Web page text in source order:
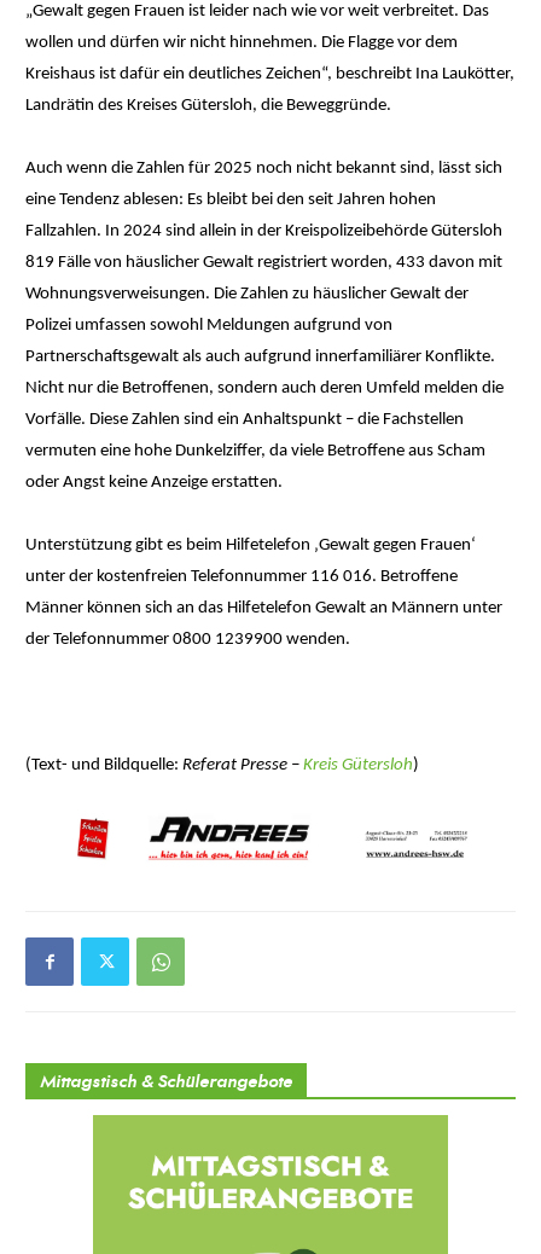
„Gewalt gegen Frauen ist leider nach wie vor weit verbreitet. Das
wollen und dürfen wir nicht hinnehmen. Die Flagge vor dem
Kreishaus ist dafür ein deutliches Zeichen“, beschreibt Ina Laukötter,
Landrätin des Kreises Gütersloh, die Beweggründe.
Auch wenn die Zahlen für 2025 noch nicht bekannt sind, lässt sich
eine Tendenz ablesen: Es bleibt bei den seit Jahren hohen
Fallzahlen. In 2024 sind allein in der Kreispolizeibehörde Gütersloh
819 Fälle von häuslicher Gewalt registriert worden, 433 davon mit
Wohnungsverweisungen. Die Zahlen zu häuslicher Gewalt der
Polizei umfassen sowohl Meldungen aufgrund von
Partnerschaftsgewalt als auch aufgrund innerfamiliärer Konflikte.
Nicht nur die Betroffenen, sondern auch deren Umfeld melden die
Vorfälle. Diese Zahlen sind ein Anhaltspunkt – die Fachstellen
vermuten eine hohe Dunkelziffer, da viele Betroffene aus Scham
oder Angst keine Anzeige erstatten.
Unterstützung gibt es beim Hilfetelefon ‚Gewalt gegen Frauen‘
unter der kostenfreien Telefonnummer 116 016. Betroffene
Männer können sich an das Hilfetelefon Gewalt an Männern unter
der Telefonnummer 0800 1239900 wenden.
(Text- und Bildquelle: Referat Presse –Kreis Gütersloh)
Mittagstisch & Schülerangebote